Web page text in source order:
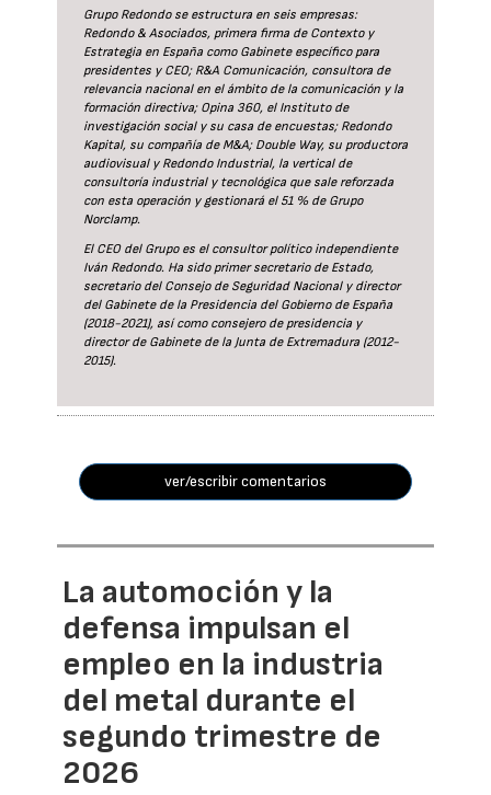
Grupo Redondo se estructura en seis empresas:
Redondo & Asociados, primera firma de Contexto y
Estrategia en España como Gabinete específico para
presidentes y CEO; R&A Comunicación, consultora de
relevancia nacional en el ámbito de la comunicación y la
formación directiva; Opina 360, el Instituto de
investigación social y su casa de encuestas; Redondo
Kapital, su compañía de M&A; Double Way, su productora
audiovisual y Redondo Industrial, la vertical de
consultoría industrial y tecnológica que sale reforzada
con esta operación y gestionará el 51 % de Grupo
Norclamp.
El CEO del Grupo es el consultor político independiente
Iván Redondo. Ha sido primer secretario de Estado,
secretario del Consejo de Seguridad Nacional y director
del Gabinete de la Presidencia del Gobierno de España
(2018-2021), así como consejero de presidencia y
director de Gabinete de la Junta de Extremadura (2012-
2015).
ver/escribir comentarios
La automoción y la
defensa impulsan el
empleo en la industria
del metal durante el
segundo trimestre de
2026